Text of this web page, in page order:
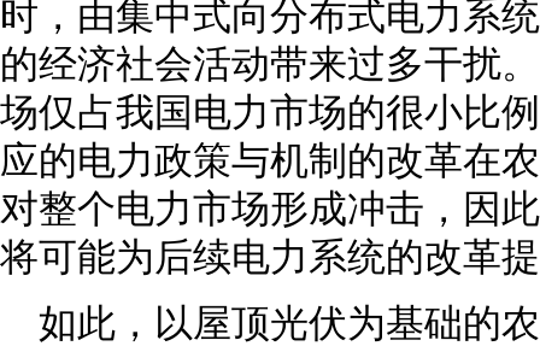
时，由集中式向分布式电力系
的经济社会活动带来过多干扰
场仅占我国电力市场的很小比
应的电力政策与机制的改革在
对整个电力市场形成冲击，因
将可能为后续电力系统的改革
如此，以屋顶光伏为基础的